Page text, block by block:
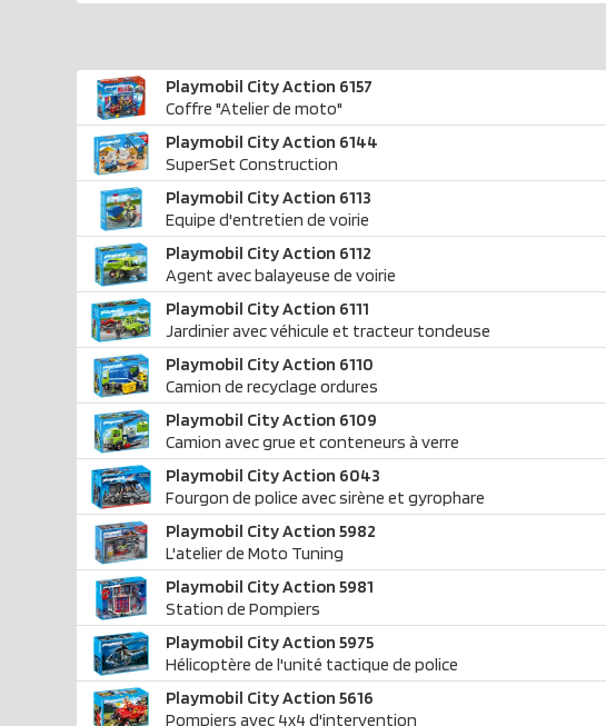
Playmobil City Action 6157
Coffre "Atelier de moto"
Playmobil City Action 6144
SuperSet Construction
Playmobil City Action 6113
Equipe d'entretien de voirie
Playmobil City Action 6112
Agent avec balayeuse de voirie
Playmobil City Action 6111
Jardinier avec véhicule et tracteur tondeuse
Playmobil City Action 6110
Camion de recyclage ordures
Playmobil City Action 6109
Camion avec grue et conteneurs à verre
Playmobil City Action 6043
Fourgon de police avec sirène et gyrophare
Playmobil City Action 5982
L'atelier de Moto Tuning
Playmobil City Action 5981
Station de Pompiers
Playmobil City Action 5975
Hélicoptère de l'unité tactique de police
Playmobil City Action 5616
Pompiers avec 4x4 d'intervention